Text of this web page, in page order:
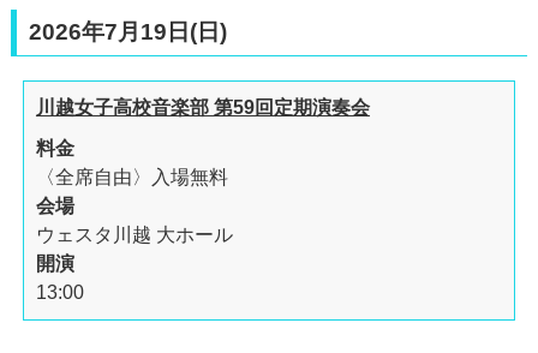
2026年7月19日(日)
川越女子高校音楽部 第59回定期演奏会
料金
〈全席自由〉入場無料
会場
ウェスタ川越 大ホール
開演
13:00